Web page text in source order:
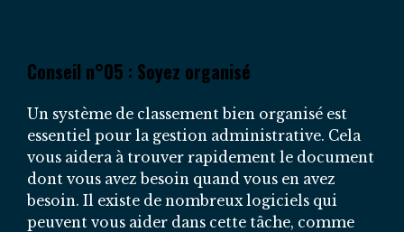
Conseil n°05 : Soyez organisé
Un système de classement bien organisé est
essentiel pour la gestion administrative. Cela
vous aidera à trouver rapidement le document
dont vous avez besoin quand vous en avez
besoin. Il existe de nombreux logiciels qui
peuvent vous aider dans cette tâche, comme